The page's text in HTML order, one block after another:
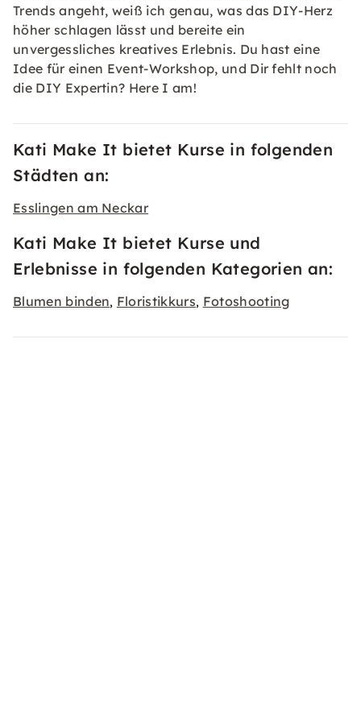
Trends angeht, weiß ich genau, was das DIY-Herz
höher schlagen lässt und bereite ein
unvergessliches kreatives Erlebnis. Du hast eine
Idee für einen Event-Workshop, und Dir fehlt noch
die DIY Expertin? Here I am!
Kati Make It bietet Kurse in folgenden
Städten an:
Esslingen am Neckar
Kati Make It bietet Kurse und
Erlebnisse in folgenden Kategorien an:
Blumen binden, Floristikkurs, Fotoshooting